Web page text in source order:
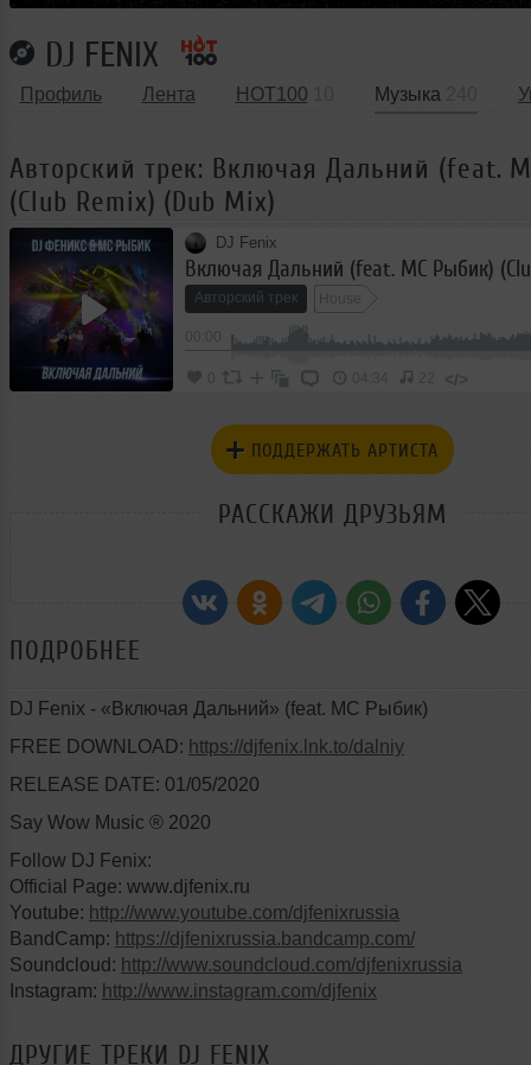
DJ FENIX
Профиль Лента HOT100 Музыка
Авторский трек: Включая Дальний (feat.
(Club Remix) (Dub Mix)
DJ Fenix
Авторский трек House
04:34 22 </>
ПОДДЕРЖАТЬ АРТИСТА
РАССКАЖИ ДРУЗЬЯМ
ПОДРОБНЕЕ
DJ Fenix - «Включая Дальний» (feat. МС Рыбик)
FREE DOWNLOAD: https://djfenix.lnk.to/dalniy
RELEASE DATE: 01/05/2020
Say Wow Music ® 2020
Follow DJ Fenix:
Official Page: www.djfenix.ru
Youtube: http://www.youtube.com/djfenixrussia
BandCamp: https://djfenixrussia.bandcamp.com/
Soundcloud: http://www.soundcloud.com/djfenixrussia
Instagram: http://www.instagram.com/djfenix
ДРУГИЕ ТРЕКИ DJ FENIX